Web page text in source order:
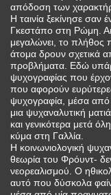
απόδοση των
Η ταινία ξεκίνησε σαν
Γκεστάπο στη Ρώμη.
μεγαλώνει, το πλήθος
άτομα δρουν σχετικά
προβλήματα. Εδώ
ψυχογραφίας που
που αφορούν
ψυχογραφία, μέσα από
μια ψυχαναλυτική
και γενικότερα μετά
κύμα στη Γαλλία.
Η κοινωνιολογική
θεωρία του Φρόυντ-
νεορεαλισμού. Ο
αυτό που δύσκολα